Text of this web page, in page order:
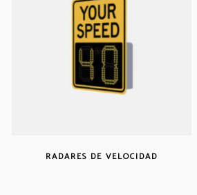
RADARES DE VELOCIDAD